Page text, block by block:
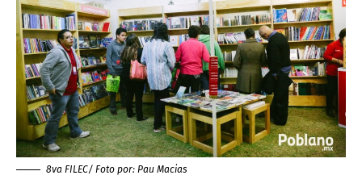
8va FILEC/ Foto por: Pau Macias